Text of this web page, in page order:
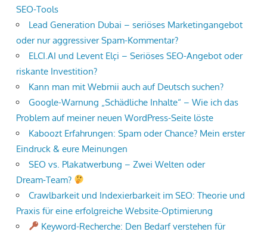
SEO-Tools
Lead Generation Dubai – seriöses Marketingangebot
oder nur aggressiver Spam-Kommentar?
ELCI.AI und Levent Elçi – Seriöses SEO-Angebot oder
riskante Investition?
Kann man mit Webmii auch auf Deutsch suchen?
Google-Warnung „Schädliche Inhalte“ – Wie ich das
Problem auf meiner neuen WordPress-Seite löste
Kaboozt Erfahrungen: Spam oder Chance? Mein erster
Eindruck & eure Meinungen
SEO vs. Plakatwerbung – Zwei Welten oder
Dream‑Team?
Crawlbarkeit und Indexierbarkeit im SEO: Theorie und
Praxis für eine erfolgreiche Website-Optimierung
Keyword-Recherche: Den Bedarf verstehen für